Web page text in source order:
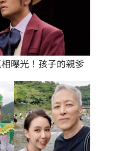
曝光！孩子的親爹